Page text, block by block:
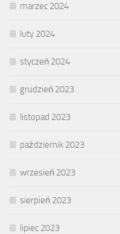
marzec 2024
luty 2024
styczeń 2024
grudzień 2023
listopad 2023
październik 2023
wrzesień 2023
sierpień 2023
lipiec 2023